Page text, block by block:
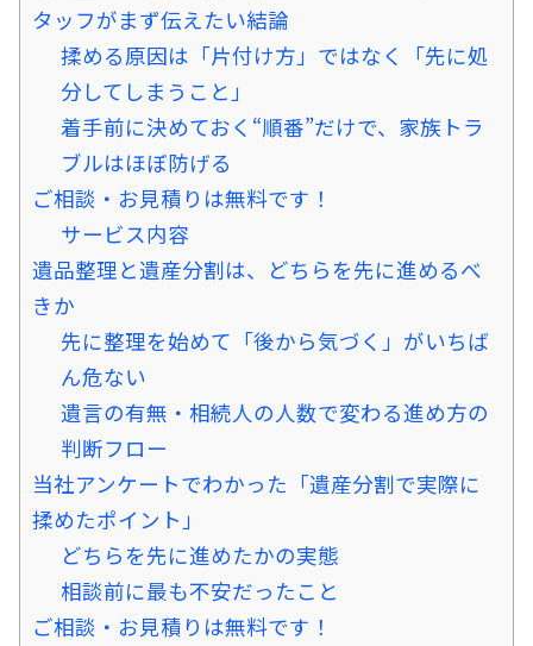
タッフがまず伝えたい結論
揉める原因は「片付け方」ではなく「先に処
分してしまうこと」
着手前に決めておく“順番”だけで、家族トラ
ブルはほぼ防げる
ご相談・お見積りは無料です！
サービス内容
遺品整理と遺産分割は、どちらを先に進めるべ
きか
先に整理を始めて「後から気づく」がいちば
ん危ない
遺言の有無・相続人の人数で変わる進め方の
判断フロー
当社アンケートでわかった「遺産分割で実際に
揉めたポイント」
どちらを先に進めたかの実態
相談前に最も不安だったこと
ご相談・お見積りは無料です！